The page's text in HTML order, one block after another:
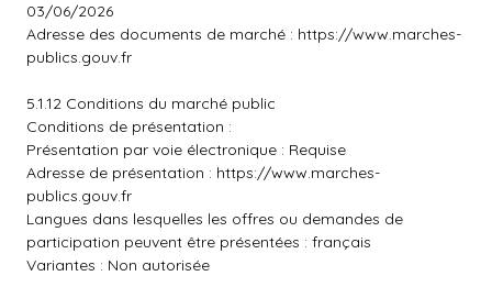
03/06/2026
Adresse des documents de marché : https://www.marches-
publics.gouv.fr
5.1.12 Conditions du marché public
Conditions de présentation :
Présentation par voie électronique : Requise
Adresse de présentation : https://www.marches-
publics.gouv.fr
Langues dans lesquelles les offres ou demandes de
participation peuvent être présentées : français
Variantes : Non autorisée